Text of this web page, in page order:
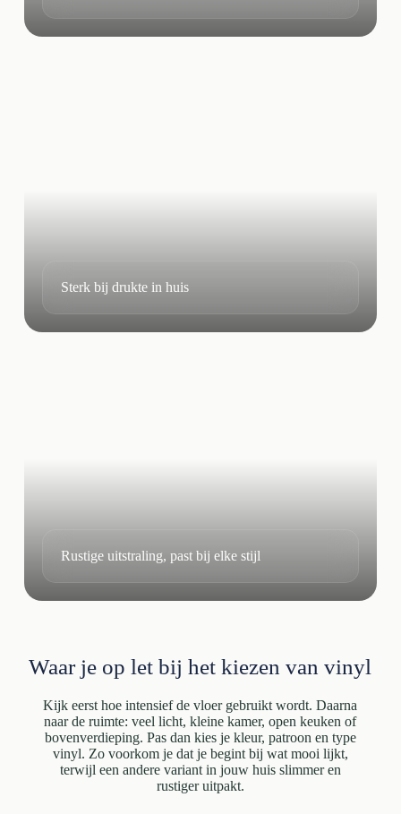
Sterk bij drukte in huis
Rustige uitstraling, past bij elke stijl
Waar je op let bij het kiezen van vinyl
Kijk eerst hoe intensief de vloer gebruikt wordt. Daarna
naar de ruimte: veel licht, kleine kamer, open keuken of
bovenverdieping. Pas dan kies je kleur, patroon en type
vinyl. Zo voorkom je dat je begint bij wat mooi lijkt,
terwijl een andere variant in jouw huis slimmer en
rustiger uitpakt.